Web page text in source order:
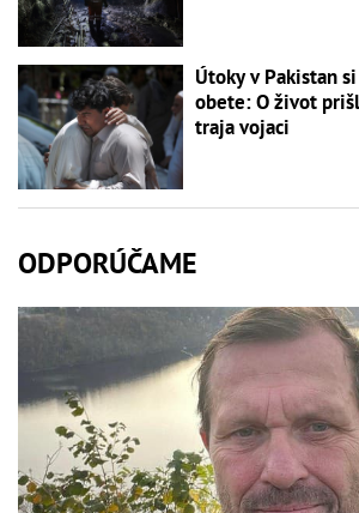
Útoky v Pakistan
obete: O život
traja vojaci
ODPORÚČAME